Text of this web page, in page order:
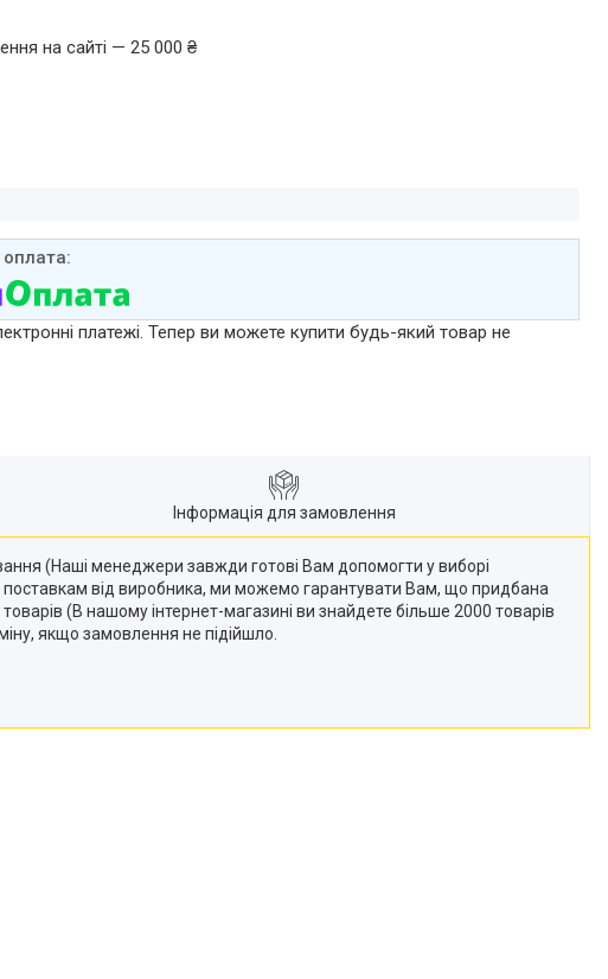
на сайті — 25 000 ₴
платежі. Тепер ви можете купити будь-який товар не
Інформація для замовлення
(Наші менеджери завжди готові Вам допомогти у виборі
від виробника, ми можемо гарантувати Вам, що придбана
(В нашому інтернет-магазині ви знайдете більше 2000 товарів
якщо замовлення не підійшло.